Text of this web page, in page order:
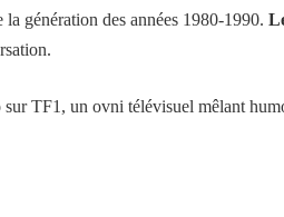
génération des années 1980-1990.
TF1, un ovni télévisuel mêlant